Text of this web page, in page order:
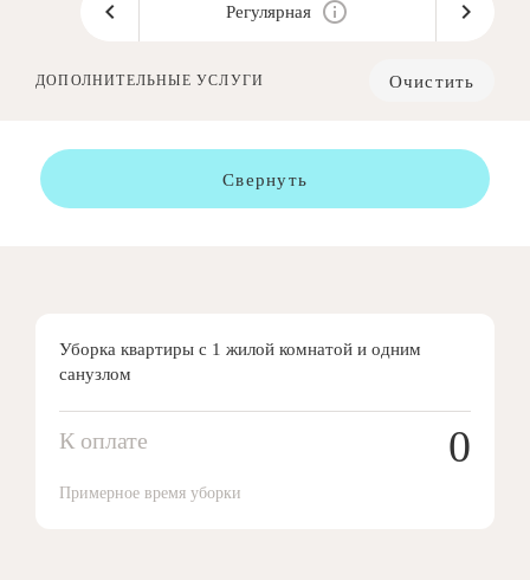
Регулярная
ДОПОЛНИТЕЛЬНЫЕ УСЛУГИ Очистить
Свернуть
Уборка квартиры с 1 жилой комнатой и одним
санузлом
К оплате 0
Примерное время уборки